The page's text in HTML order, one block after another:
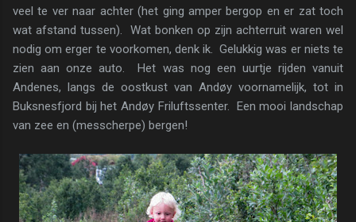
veel te ver naar achter (het ging amper bergop en er zat toch
wat afstand tussen). Wat bonken op zijn achterruit waren wel
nodig om erger te voorkomen, denk ik. Gelukkig was er niets te
zien aan onze auto. Het was nog een uurtje rijden vanuit
Andenes, langs de oostkust van Andøy voornamelijk, tot in
Buksnesfjord bij het Andøy Friluftssenter. Een mooi landschap
van zee en (messcherpe) bergen!